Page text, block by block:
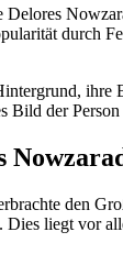
durch
der
den
liegt vor